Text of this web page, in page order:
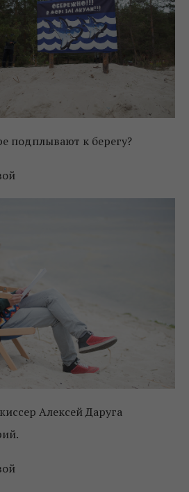
подплывают к берегу?
Алексей Даруга